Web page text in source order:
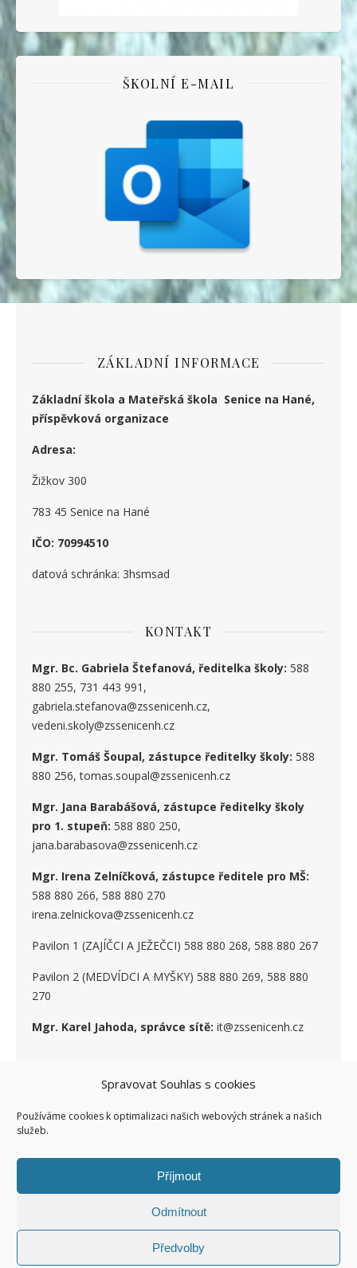
Spravovat Souhlas s cookies
Používáme cookies k optimalizaci našich webových stránek a našich
služeb.
Příjmout
Odmítnout
Předvolby
ŠKOLNÍ E-MAIL
ZÁKLADNÍ INFORMACE
Základní škola a Mateřská škola Senice na Hané,
příspěvková organizace
Adresa:
Žižkov 300
783 45 Senice na Hané
IČO: 70994510
datová schránka: 3hsmsad
KONTAKT
Mgr. Bc. Gabriela Štefanová, ředitelka školy: 588
880 255, 731 443 991,
gabriela.stefanova@zssenicenh.cz,
vedeni.skoly@zssenicenh.cz
Mgr. Tomáš Šoupal, zástupce ředitelky školy: 588
880 256, tomas.soupal@zssenicenh.cz
Mgr. Jana Barabášová, zástupce ředitelky školy
pro 1. stupeň: 588 880 250,
jana.barabasova@zssenicenh.cz
Mgr. Irena Zelníčková, zástupce ředitele pro MŠ:
588 880 266, 588 880 270
irena.zelnickova@zssenicenh.cz
Pavilon 1 (ZAJÍČCI A JEŽEČCI) 588 880 268, 588 880 267
Pavilon 2 (MEDVÍDCI A MYŠKY) 588 880 269, 588 880
270
Mgr. Karel Jahoda, správce sítě: it@zssenicenh.cz
SOCIÁLNÍ SÍTĚ
WP Royal